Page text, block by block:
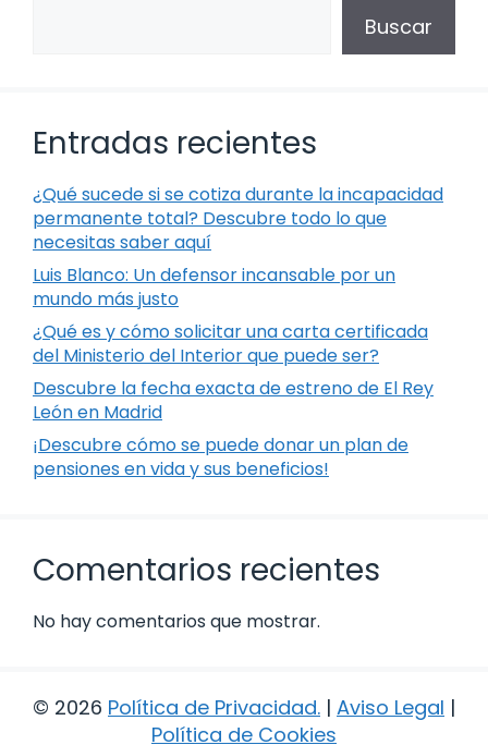
Buscar
Entradas recientes
¿Qué sucede si se cotiza durante la incapacidad
permanente total? Descubre todo lo que
necesitas saber aquí
Luis Blanco: Un defensor incansable por un
mundo más justo
¿Qué es y cómo solicitar una carta certificada
del Ministerio del Interior que puede ser?
Descubre la fecha exacta de estreno de El Rey
León en Madrid
¡Descubre cómo se puede donar un plan de
pensiones en vida y sus beneficios!
Comentarios recientes
No hay comentarios que mostrar.
© 2026 Política de Privacidad. | Aviso Legal |
Política de Cookies